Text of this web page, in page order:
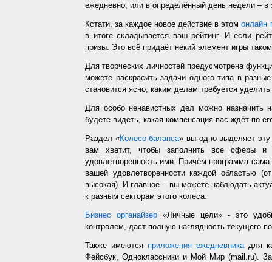
ежедневно, или в определённый день недели – в
Кстати, за каждое новое действие в этомонлайн
в итоге складывается ваш рейтинг. И если
призы. Это всё придаёт некий элемент игры
Для творческих личностей предусмотрена
можете раскрасить задачи одного типа в
становится ясно, каким делам требуется
Для особо ненавистных дел можно назначить
будете видеть, какая компенсация вас ждёт по
Раздел «Колесо баланса» выгодно выделяет
вам хватит, чтобы заполнить все сферы и
удовлетворенность ими. Причём программа
вашей удовлетворенности каждой областью
высокая). И главное – вы можете наблюдать
к разным секторам этого колеса.
Бизнес органайзер «Личные цели» - это
контролем, даст полную наглядность текущего
Также имеются приложения ежедневникадля
Фейсбук, Одноклассники и Мой Мир (mail.ru).